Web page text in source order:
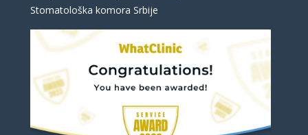
Stomatološka komora Srbije